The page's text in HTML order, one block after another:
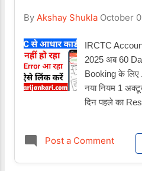
By Akshay Shukla October
IRCTC
2025 अब 60
Booking के
नया नियम 1
दिन पहले का
और Linking
Post a Comment